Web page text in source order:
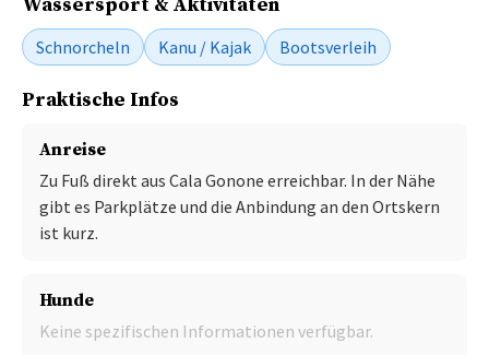
Schnorcheln Kanu / Kajak Bootsverleih
Praktische Infos
Anreise
Zu Fuß direkt aus Cala Gonone erreichbar. In der Nähe
gibt es Parkplätze und die Anbindung an den Ortskern
ist kurz.
Hunde
Keine spezifischen Informationen verfügbar.